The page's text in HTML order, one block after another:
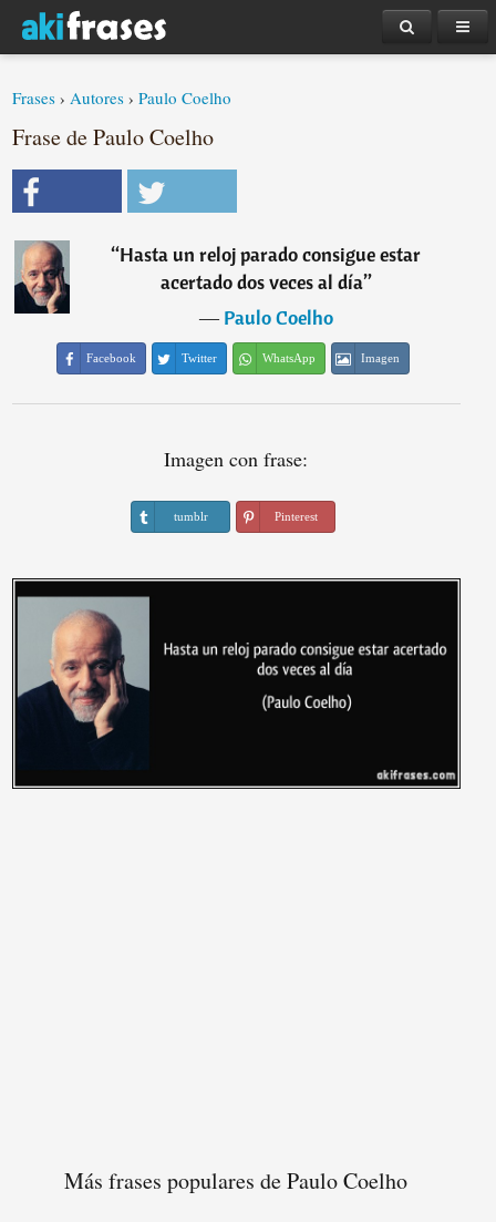
Frases ›Autores ›Paulo Coelho
Frase de Paulo Coelho
“Hasta un reloj parado consigue estar
acertado dos veces al día”
―Paulo Coelho
Facebook Twitter WhatsApp Imagen
Imagen con frase:
tumblr Pinterest
Más frases populares de Paulo Coelho